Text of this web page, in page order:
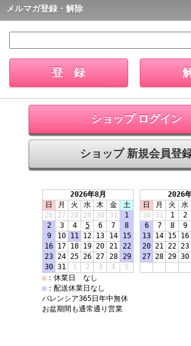
メルマガ登録・解除
ショップ ログイン
ショップ 新規会員登